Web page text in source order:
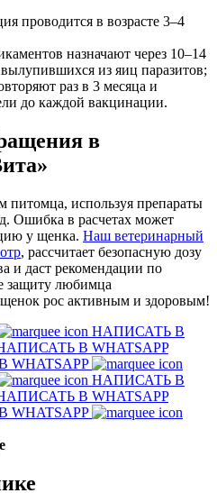
проводится в возрасте 3–4
назначают через 10–14
из яиц паразитов;
раз в 3 месяца и
до каждой вакцинации.
в
питомца, используя препараты
Ошибка в расчетах может
у щенка. Наш ветеринарный
, рассчитает безопасную дозу
и даст рекомендации по
защиту любимца
рос активным и здоровым!
НАПИСАТЬ В
В WHATSAPP
НАПИСАТЬ В
В WHATSAPP